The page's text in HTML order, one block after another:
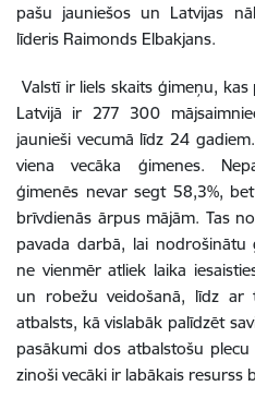
pašu jauniešos un Latvijas
līderis Raimonds Elbakjans.
Valstī ir liels skaits ģimeņu,
Latvijā ir 277 300
jaunieši vecumā līdz 24
viena vecāka ģimenes.
ģimenēs nevar segt 58,3%,
brīvdienās ārpus mājām. Tas
pavada darbā, lai nodrošinātu
ne vienmēr atliek laika
un robežu veidošanā, līdz ar
atbalsts, kā vislabāk palīdzēt
pasākumi dos atbalstošu
zinoši vecāki ir labākais resurss